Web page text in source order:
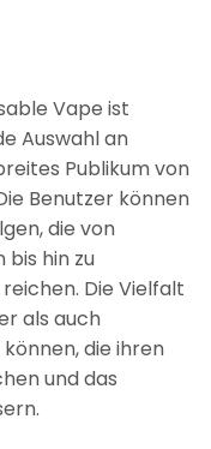
Vape ist
Auswahl an
Publikum von
Benutzer können
die von
hin zu
Die Vielfalt
als auch
die ihren
und das